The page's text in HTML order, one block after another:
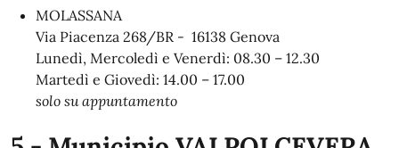
MOLASSANA
Via Piacenza 268/BR - 16138 Genova
Lunedì, Mercoledì e Venerdì: 08.30 – 12.30
Martedì e Giovedì: 14.00 – 17.00
solo su appuntamento